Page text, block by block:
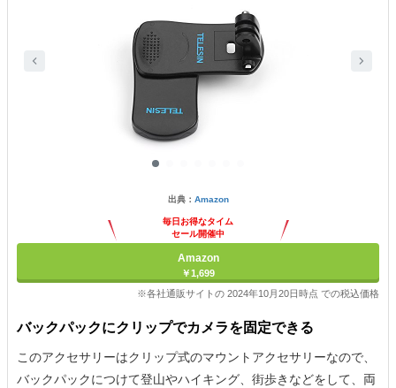
出典： Amazon
毎日お得なタイム
セール開催中
Amazon
￥1,699
※各社通販サイトの 2024年10月20日時点 での税込価格
バックパックにクリップでカメラを固定できる
このアクセサリーはクリップ式のマウントアクセサリーなので、
バックパックにつけて登山やハイキング、街歩きなどをして、両